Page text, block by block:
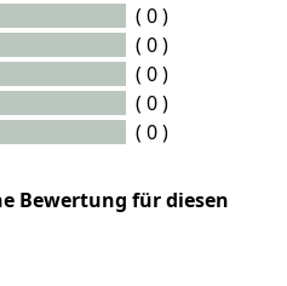
( 0 )
( 0 )
( 0 )
( 0 )
( 0 )
Bewertung für diesen